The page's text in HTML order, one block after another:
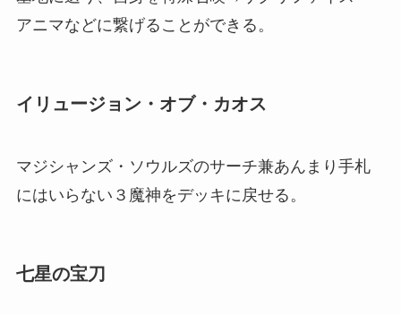
アニマなどに繋げることができる。
イリュージョン・オブ・カオス
マジシャンズ・ソウルズのサーチ兼あんまり手札
にはいらない３魔神をデッキに戻せる。
七星の宝刀